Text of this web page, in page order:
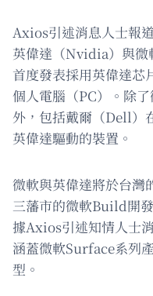
Axios引述消息人士報
英偉達（Nvidia）與
首度發表採用英偉達
個人電腦（PC）。除
外，包括戴爾（Dell）
英偉達驅動的裝置。
微軟與英偉達將於台灣
三藩市的微軟Build開
據Axios引述知情人士
涵蓋微軟Surface系列
型。